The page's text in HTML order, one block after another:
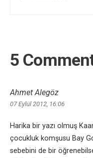
5
Ahmet Alegöz
07 Eylül 2012, 16:06
Harika bir yazı olmuş
çocukluk komşusu Bay
sebebini de bir